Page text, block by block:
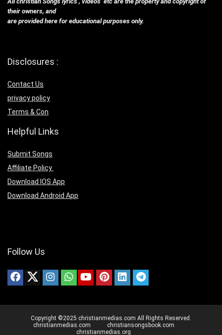
their owners, and
are provided here for educational purposes only.
Disclosures :
Contact Us
privacy policy
Terms & Con
Helpful Links
Submit Songs
Affiliate Policy
Download IOS App
Download Android App
Follow Us
Copyright ©2025 christianmedias.com All Rights Reserved.
christianmedias.com
christiansongsbook.com
christianmedias.org